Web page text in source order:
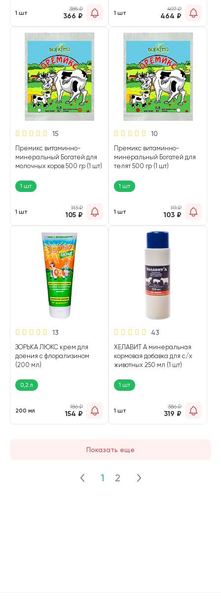
1 шт
385₽
366 ₽ 1 шт
497₽
464 ₽
15
Премикс витаминно-
минеральный Богатей для
молочных коров 500 гр (1 шт)
1 шт
1 шт
113₽
105 ₽
10
Премикс витаминно-
минеральный Богатей для
телят 500 гр (1 шт)
1 шт
1 шт
111₽
103 ₽
13
ЗОРЬКА ЛЮКС крем для
доения с флорализином
(200 мл)
0,2 л
200 мл
186₽
154 ₽
43
ХЕЛАВИТ А минеральная
кормовая добавка для с/х
животных 250 мл (1 шт)
1 шт
1 шт
386₽
319 ₽
Показать еще
1 2